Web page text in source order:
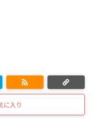
に入り